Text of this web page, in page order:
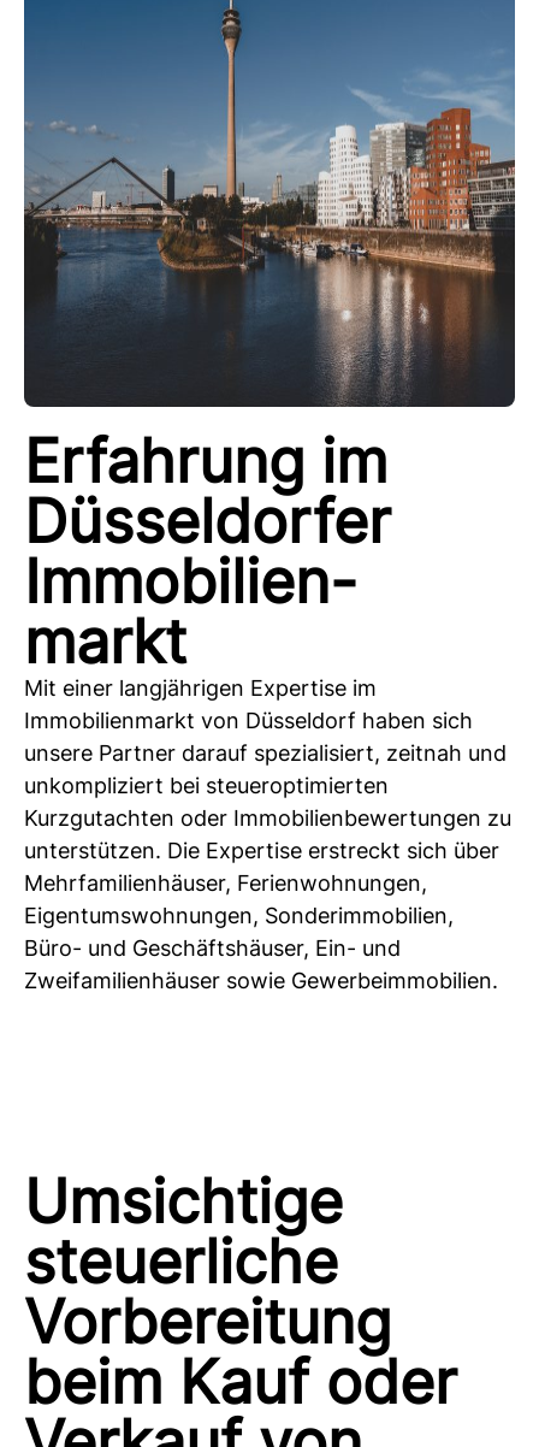
Erfahrung im
Düsseldorfer
Immobilien-
markt
Mit einer langjährigen Expertise im
Immobilienmarkt von Düsseldorf haben sich
unsere Partner darauf spezialisiert, zeitnah und
unkompliziert bei steueroptimierten
Kurzgutachten oder Immobilienbewertungen zu
unterstützen. Die Expertise erstreckt sich über
Mehrfamilienhäuser, Ferienwohnungen,
Eigentumswohnungen, Sonderimmobilien,
Büro- und Geschäftshäuser, Ein- und
Zweifamilienhäuser sowie Gewerbeimmobilien.
Umsichtige
steuerliche
Vorbereitung
beim Kauf oder